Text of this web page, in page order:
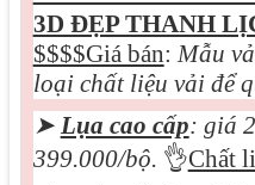
3D ĐẸP THANH
$$$$Giá bán: Mẫu
loại chất liệu vải để
➤ Lụa cao cấp: giá
399.000/bộ. 👌Chất